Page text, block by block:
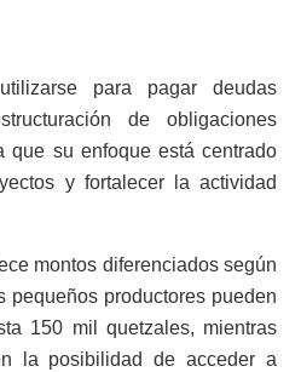
para pagar deudas
de obligaciones
que su enfoque está centrado
y fortalecer la actividad
montos diferenciados según
pequeños productores pueden
150 mil quetzales, mientras
la posibilidad de acceder a